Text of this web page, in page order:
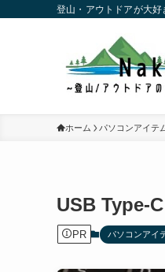
登山・アウトドアが大好
ホーム パソコンアイテ
USB Type-
PR パソコンアイ